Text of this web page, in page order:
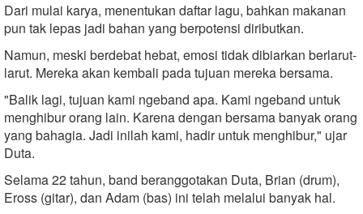
Dari mulai karya, menentukan daftar lagu, bahkan makanan
pun tak lepas jadi bahan yang berpotensi diributkan.
Namun, meski berdebat hebat, emosi tidak dibiarkan berlarut-
larut. Mereka akan kembali pada tujuan mereka bersama.
"Balik lagi, tujuan kami ngeband apa. Kami ngeband untuk
menghibur orang lain. Karena dengan bersama banyak orang
yang bahagia. Jadi inilah kami, hadir untuk menghibur," ujar
Duta.
Selama 22 tahun, band beranggotakan Duta, Brian (drum),
Eross (gitar), dan Adam (bas) ini telah melalui banyak hal.